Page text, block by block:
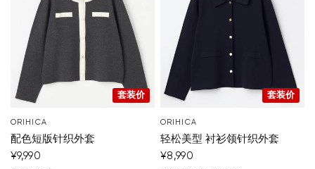
套装价
ORIHICA
配色短版针织外套
¥9,990
套装价
ORIHICA
轻松美型 衬衫领针织外套
¥8,990